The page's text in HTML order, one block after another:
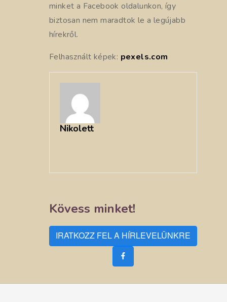
minket a Facebook oldalunkon, így
biztosan nem maradtok le a legújabb
hírekről.
Felhasznált képek: pexels.com
Nikolett
Kövess minket!
IRATKOZZ FEL A HÍRLEVELÜNKRE